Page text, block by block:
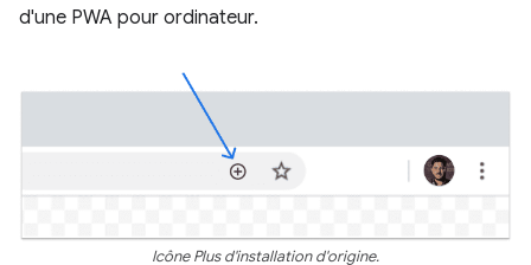
d'une PWA pour ordinateur.
Icône Plus d'installation d'origine.